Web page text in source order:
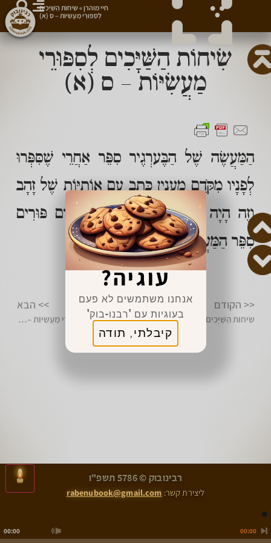
שִׂיחוֹת הַשַּׁיָּכִים לְסִפּוּרֵי
מַעֲשִׂיּוֹת – ס (א)
הַמַּעֲשֶׂה שֶׁל הַבֶּערְגֶיר סִפֵּר אַחֲרֵי שֶׁסִּפְּרוּ
לְפָנָיו מִקֹּדֶם מֵעִנְיַן כְּתָב עִם אוֹתִיּוֹת שֶׁל זָהָב
וְזֶה הָיָה אַחַר פּוּרִים תקס"ט, קֹדֶם פּוּרִים
סִפֵּר הַמַּעֲשֶׂה מֵחָכָם וְתָם:
מצווה לשתף 👈
<< הקודם
שִׂיחוֹת הַשַּׁיָּכִים לְהַתּוֹרוֹת – נט (נט)
>> הבא
שִׂיחוֹת הַשַּׁיָּכִים לְסִפּוּרֵי מַעֲשִׂיּוֹת – סא (ב)
חיי מוהרן»שִׂיחוֹת הַשַּׁיָּכִים
לְסִפּוּרֵי מַעֲשִׂיּוֹת – ס (א)
שִׂיחוֹת הַשַּׁיָּכִים לְהַתּוֹרוֹת – נט (נט)
>
שִׂיחוֹת הַשַּׁיָּכִים לְסִפּוּרֵי מַעֲשִׂיּוֹת – סא (ב)
00:00
00:00
רבינובוק © 5786 תשפ"ו
ליצירת קשר: rabenubook@gmail.com
עוגיה?
אנחנו משתמשים לא פעם
בעוגיות עם 'רבנו-בוק'
קיבלתי, תודה